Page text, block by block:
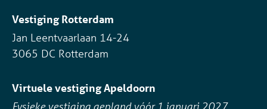
Vestiging Rotterdam
Jan Leentvaarlaan 14-24
3065 DC Rotterdam
Virtuele vestiging Apeldoorn
Fysieke vestiging gepland vóór 1 januari 2027